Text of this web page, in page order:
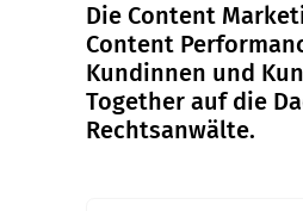
Die Content
Content
Kundinnen und
Together auf die
Rechtsanwälte.